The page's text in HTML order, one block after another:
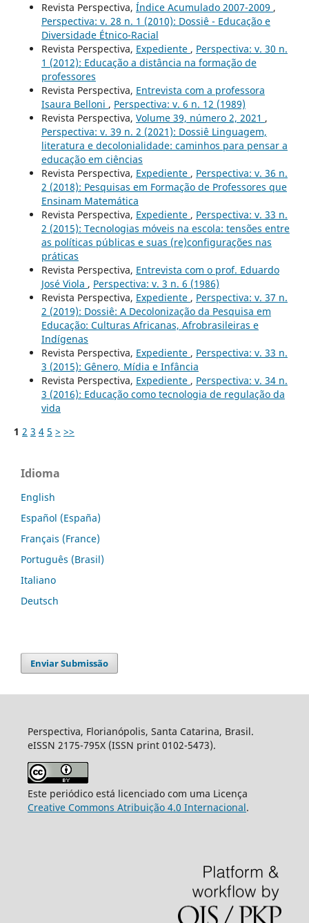
Revista Perspectiva, Índice Acumulado 2007-2009 ,
Perspectiva: v. 28 n. 1 (2010): Dossiê - Educação e
Diversidade Étnico-Racial
Revista Perspectiva, Expediente , Perspectiva: v. 30 n.
1 (2012): Educação a distância na formação de
professores
Revista Perspectiva, Entrevista com a professora
Isaura Belloni , Perspectiva: v. 6 n. 12 (1989)
Revista Perspectiva, Volume 39, número 2, 2021 ,
Perspectiva: v. 39 n. 2 (2021): Dossiê Linguagem,
literatura e decolonialidade: caminhos para pensar a
educação em ciências
Revista Perspectiva, Expediente , Perspectiva: v. 36 n.
2 (2018): Pesquisas em Formação de Professores que
Ensinam Matemática
Revista Perspectiva, Expediente , Perspectiva: v. 33 n.
2 (2015): Tecnologias móveis na escola: tensões entre
as políticas públicas e suas (re)configurações nas
práticas
Revista Perspectiva, Entrevista com o prof. Eduardo
José Viola , Perspectiva: v. 3 n. 6 (1986)
Revista Perspectiva, Expediente , Perspectiva: v. 37 n.
2 (2019): Dossiê: A Decolonização da Pesquisa em
Educação: Culturas Africanas, Afrobrasileiras e
Indígenas
Revista Perspectiva, Expediente , Perspectiva: v. 33 n.
3 (2015): Gênero, Mídia e Infância
Revista Perspectiva, Expediente , Perspectiva: v. 34 n.
3 (2016): Educação como tecnologia de regulação da
vida
1 2 3 4 5 > >>
Idioma
English
Español (España)
Français (France)
Português (Brasil)
Italiano
Deutsch
Enviar Submissão
Perspectiva, Florianópolis, Santa Catarina, Brasil.
eISSN 2175-795X (ISSN print 0102-5473).
Este periódico está licenciado com uma Licença
Creative Commons Atribuição 4.0 Internacional.